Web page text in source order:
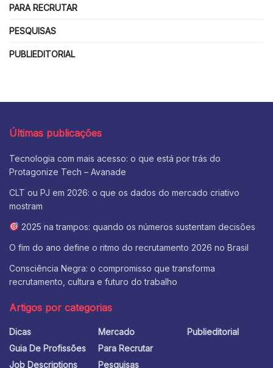
PARA RECRUTAR
PESQUISAS
PUBLIEDITORIAL
Últimas publicações
Tecnologia com mais acesso: o que está por trás do
Protagonize Tech – Avanade
CLT ou PJ em 2026: o que os dados do mercado criativo
mostram
2025 na trampos: quando os números sustentam decisões
O fim do ano define o ritmo do recrutamento 2026 no Brasil
Consciência Negra: o compromisso que transforma
recrutamento, cultura e futuro do trabalho
Artigos por categorias
Dicas
Guia De Profissões
Job Descriptions
Mercado
Para Recrutar
Pesquisas
Publieditorial